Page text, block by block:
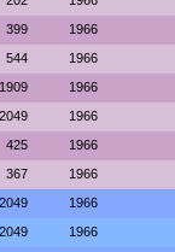
399 1966
544 1966
1909 1966
2049 1966
425 1966
367 1966
2049 1966
2049 1966